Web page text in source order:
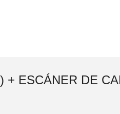
+ ESCÁNER DE